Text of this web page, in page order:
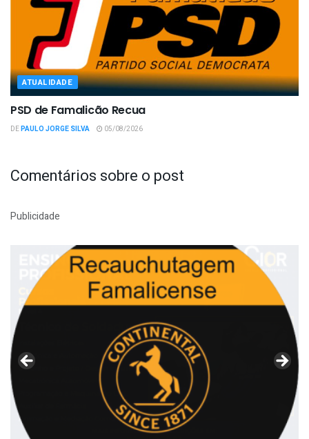
ATUALIDADE
PSD de Famalicão Recua
DEPAULO JORGE SILVA 05/08/2026
Comentários sobre o post
Publicidade